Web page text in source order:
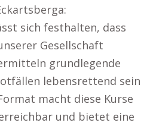
sich festhalten, dass
Gesellschaft
grundlegende
lebensrettend sein
macht diese Kurse
und bietet eine